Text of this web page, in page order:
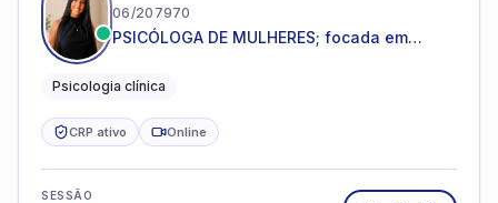
06/207970
PSICÓLOGA DE MULHERES; focada em
dentro da sua realidade.
Psicologia clínica
CRP ativo Online
SESSÃO